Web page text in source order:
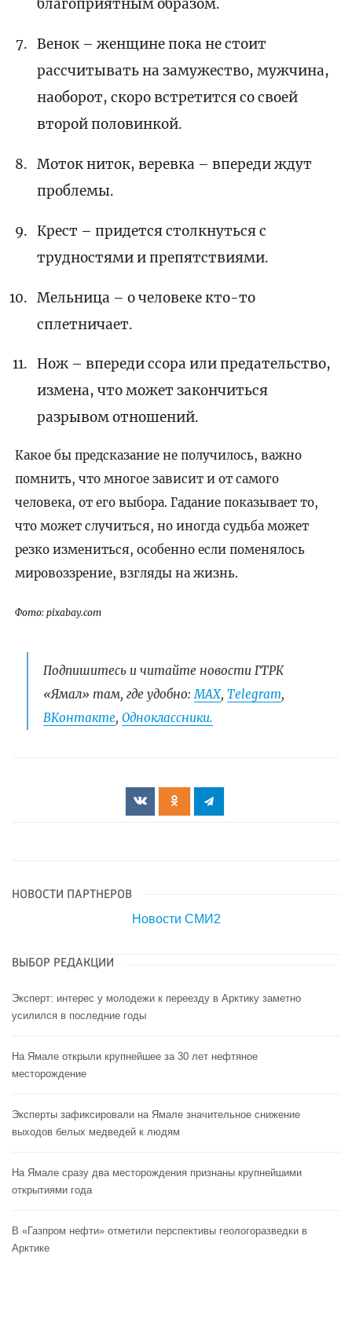
благоприятным образом.
Венок – женщине пока не стоит
рассчитывать на замужество, мужчина,
наоборот, скоро встретится со своей
второй половинкой.
Моток ниток, веревка – впереди ждут
проблемы.
Крест – придется столкнуться с
трудностями и препятствиями.
Мельница – о человеке кто-то
сплетничает.
Нож – впереди ссора или предательство,
измена, что может закончиться
разрывом отношений.
Какое бы предсказание не получилось, важно
помнить, что многое зависит и от самого
человека, от его выбора. Гадание показывает то,
что может случиться, но иногда судьба может
резко измениться, особенно если поменялось
мировоззрение, взгляды на жизнь.
Фото: pixabay.com
Подпишитесь и читайте новости ГТРК
«Ямал» там, где удобно: МАХ, Telegram,
ВКонтакте, Одноклассники.
НОВОСТИ ПАРТНЕРОВ
Новости СМИ2
ВЫБОР РЕДАКЦИИ
Эксперт: интерес у молодежи к переезду в Арктику заметно
усилился в последние годы
На Ямале открыли крупнейшее за 30 лет нефтяное
месторождение
Эксперты зафиксировали на Ямале значительное снижение
выходов белых медведей к людям
На Ямале сразу два месторождения признаны крупнейшими
открытиями года
В «Газпром нефти» отметили перспективы геологоразведки в
Арктике